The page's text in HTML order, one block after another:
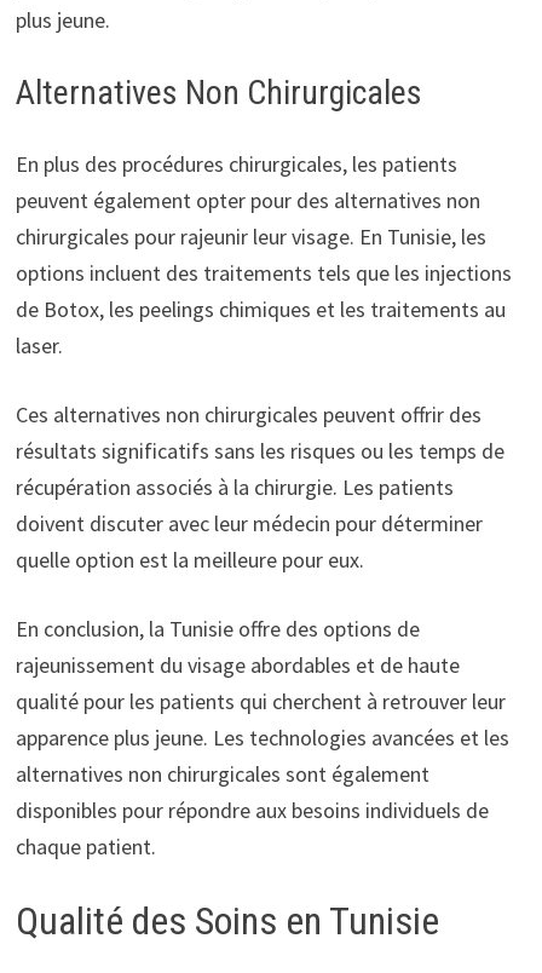
plus jeune.
Alternatives Non Chirurgicales
En plus des procédures chirurgicales, les patients
peuvent également opter pour des alternatives non
chirurgicales pour rajeunir leur visage. En Tunisie, les
options incluent des traitements tels que les injections
de Botox, les peelings chimiques et les traitements au
laser.
Ces alternatives non chirurgicales peuvent offrir des
résultats significatifs sans les risques ou les temps de
récupération associés à la chirurgie. Les patients
doivent discuter avec leur médecin pour déterminer
quelle option est la meilleure pour eux.
En conclusion, la Tunisie offre des options de
rajeunissement du visage abordables et de haute
qualité pour les patients qui cherchent à retrouver leur
apparence plus jeune. Les technologies avancées et les
alternatives non chirurgicales sont également
disponibles pour répondre aux besoins individuels de
chaque patient.
Qualité des Soins en Tunisie